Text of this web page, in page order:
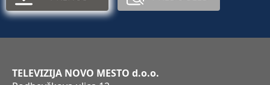
TELEVIZIJA NOVO MESTO d.o.o.